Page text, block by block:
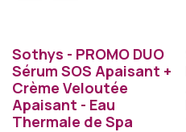
Sothys - PROMO DUO
Sérum SOS Apaisant +
Crème Veloutée
Apaisant - Eau
Thermale de Spa